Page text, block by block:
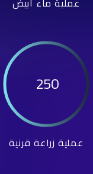
250
عملية زراعة قرنية